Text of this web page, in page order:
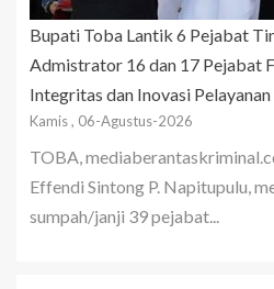
Bupati Toba Lantik 6 Pejabat
Admistrator 16 dan 17 Pejabat
Integritas dan Inovasi
Kamis , 06-Agustus-2026
TOBA,
Effendi Sintong P. Napitupulu,
sumpah/janji 39 pejabat...